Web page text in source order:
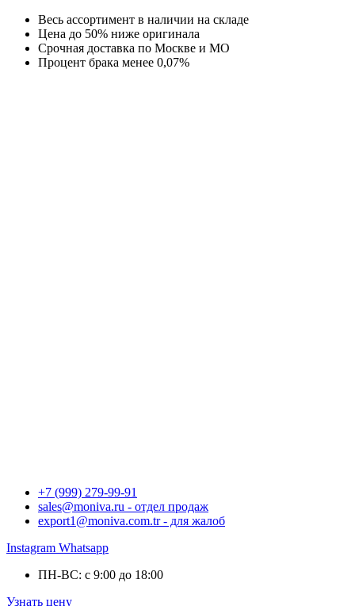
Перейти
содержимому
Весь ассортимент в наличии на складе
Цена до 50% ниже оригинала
Срочная доставка по Москве и МО
Процент брака менее 0,07%
+7 (999) 279-99-91
sales@moniva.ru - отдел продаж
export1@moniva.com.tr - для жалоб
Instagram Whatsapp
ПН-ВС: с 9:00 до 18:00
Узнать цену